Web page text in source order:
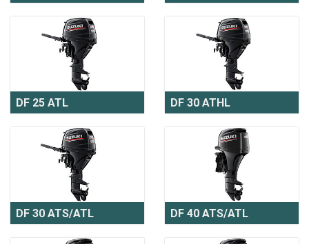
DF 25 ATL DF 30 ATHL
DF 30 ATS/ATL DF 40 ATS/ATL